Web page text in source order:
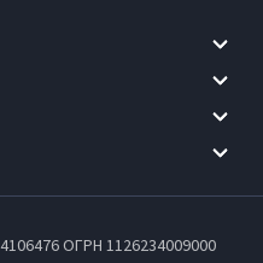
ОГРН 1126234009000